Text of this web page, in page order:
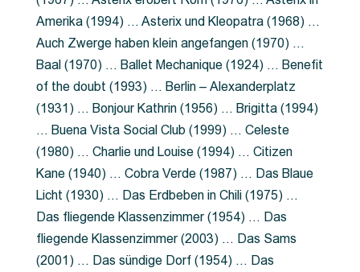
Amerika (1994) … Asterix und Kleopatra (1968) …
Auch Zwerge haben klein angefangen (1970) …
Baal (1970) … Ballet Mechanique (1924) … Benefit
of the doubt (1993) … Berlin – Alexanderplatz
(1931) … Bonjour Kathrin (1956) … Brigitta (1994)
… Buena Vista Social Club (1999) … Celeste
(1980) … Charlie und Louise (1994) … Citizen
Kane (1940) … Cobra Verde (1987) … Das Blaue
Licht (1930) … Das Erdbeben in Chili (1975) …
Das fliegende Klassenzimmer (1954) … Das
fliegende Klassenzimmer (2003) … Das Sams
(2001) … Das sündige Dorf (1954) … Das